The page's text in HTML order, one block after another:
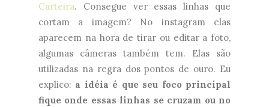
Carteira. Consegue ver essas linhas que
cortam a imagem? No instagram elas
aparecem na hora de tirar ou editar a foto,
algumas câmeras também tem. Elas são
utilizadas na regra dos pontos de ouro. Eu
explico: a idéia é que seu foco principal
fique onde essas linhas se cruzam ou no